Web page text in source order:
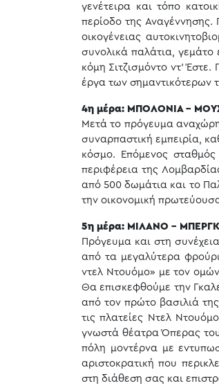
γενέτειρα και τόπο
περίοδο της Αναγέννησης.
οικογένειας
συνολικά παλάτια, γεμάτο
κόμη Σιτζισμόντο ντ’
έργα των σημαντικότερων
4η μέρα: ΜΠΟΛΟΝΙΑ -
Μετά το πρόγευμα
συναρπαστική εμπειρία,
κόσμο. Επόμενος
περιφέρεια της
από 500 δωμάτια και το
την οικονομική
5η μέρα: ΜΙΛΑΝΟ -
Πρόγευμα και στη
από τα μεγαλύτερα
ντελ Ντουόμο» με τον
Θα επισκεφθούμε την
από τον πρώτο βασιλιά της
τις πλατείες Ντελ
γνωστά θέατρα Όπερας
πόλη μοντέρνα με
αριστοκρατική που
στη διάθεση σας και